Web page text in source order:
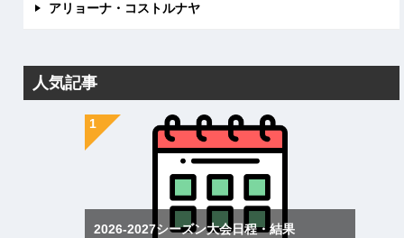
アリョーナ・コストルナヤ
人気記事
2026-2027シーズン大会日程・結果